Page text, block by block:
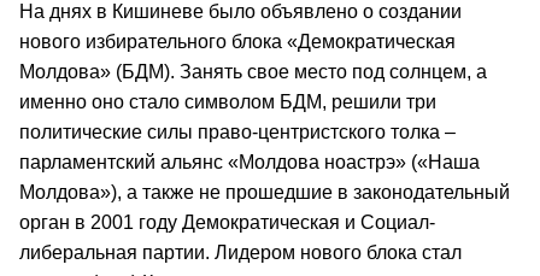
На днях в Кишиневе было объявлено о создании
нового избирательного блока «Демократическая
Молдова» (БДМ). Занять свое место под солнцем, а
именно оно стало символом БДМ, решили три
политические силы право-центристского толка –
парламентский альянс «Молдова ноастрэ» («Наша
Молдова»), а также не прошедшие в законодательный
орган в 2001 году Демократическая и Социал-
либеральная партии. Лидером нового блока стал